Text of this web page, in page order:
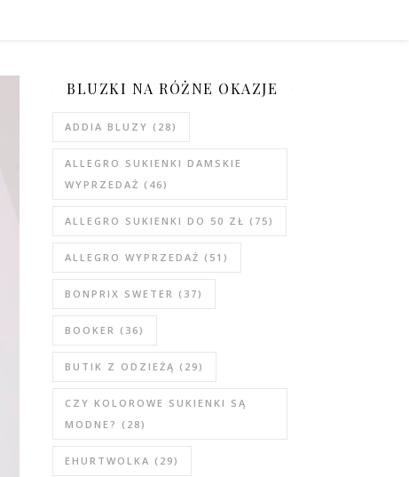
BLUZKI NA RÓŻNE OKAZJE
ADDIA BLUZY (28)
ALLEGRO SUKIENKI DAMSKIE
WYPRZEDAŻ (46)
ALLEGRO SUKIENKI DO 50 ZŁ (75)
ALLEGRO WYPRZEDAŻ (51)
BONPRIX SWETER (37)
BOOKER (36)
BUTIK Z ODZIEŻĄ (29)
CZY KOLOROWE SUKIENKI SĄ
MODNE? (28)
EHURTWOLKA (29)